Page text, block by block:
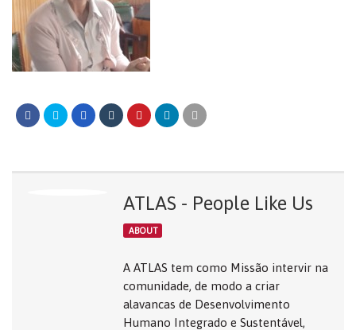
ATLAS - People Like Us
ABOUT
A ATLAS tem como Missão intervir na
comunidade, de modo a criar
alavancas de Desenvolvimento
Humano Integrado e Sustentável,